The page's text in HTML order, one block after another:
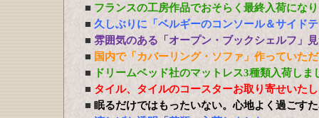
■ フランスの工房作品でおそらく最終入荷にな
■ 久しぶりに「ベルギーのコンソール＆サイド
■ 雰囲気のある「オープン・ブックシェルフ」
■ 国内で「カバーリング・ソファ」作っていた
■
ドリームベッド社のマットレス3種類入荷しま
■ タイル、タイルのコースターお取り寄せいた
■ 眠るだけではもったいない。心地よく過ごす